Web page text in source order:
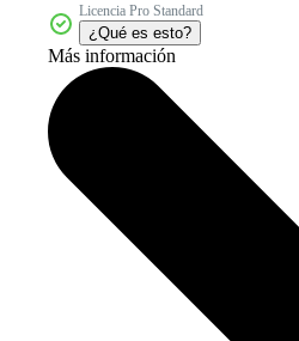
Licencia Pro Standard
¿Qué es esto?
Más información